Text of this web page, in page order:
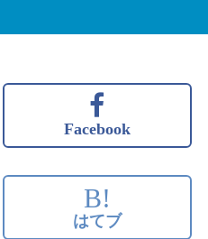
Facebook
B!
はてブ